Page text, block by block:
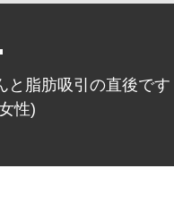
と脂肪吸引の直後で
性)